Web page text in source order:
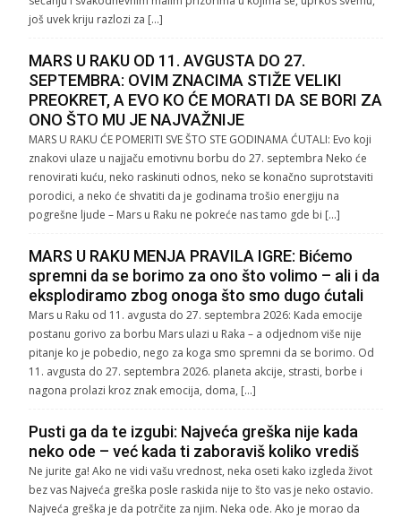
još uvek kriju razlozi za […]
MARS U RAKU OD 11. AVGUSTA DO 27.
SEPTEMBRA: OVIM ZNACIMA STIŽE VELIKI
PREOKRET, A EVO KO ĆE MORATI DA SE BORI ZA
ONO ŠTO MU JE NAJVAŽNIJE
MARS U RAKU ĆE POMERITI SVE ŠTO STE GODINAMA ĆUTALI: Evo koji
znakovi ulaze u najjaču emotivnu borbu do 27. septembra Neko će
renovirati kuću, neko raskinuti odnos, neko se konačno suprotstaviti
porodici, a neko će shvatiti da je godinama trošio energiju na
pogrešne ljude – Mars u Raku ne pokreće nas tamo gde bi […]
MARS U RAKU MENJA PRAVILA IGRE: Bićemo
spremni da se borimo za ono što volimo – ali i da
eksplodiramo zbog onoga što smo dugo ćutali
Mars u Raku od 11. avgusta do 27. septembra 2026: Kada emocije
postanu gorivo za borbu Mars ulazi u Raka – a odjednom više nije
pitanje ko je pobedio, nego za koga smo spremni da se borimo. Od
11. avgusta do 27. septembra 2026. planeta akcije, strasti, borbe i
nagona prolazi kroz znak emocija, doma, […]
Pusti ga da te izgubi: Najveća greška nije kada
neko ode – već kada ti zaboraviš koliko vrediš
Ne jurite ga! Ako ne vidi vašu vrednost, neka oseti kako izgleda život
bez vas Najveća greška posle raskida nije to što vas je neko ostavio.
Najveća greška je da potrčite za njim. Neka ode. Ako je morao da